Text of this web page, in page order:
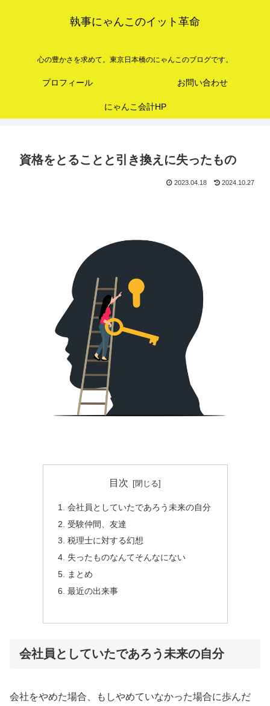
執事にゃんこのイット革命
心の豊かさを求めて。東京日本橋のにゃんこのブログです。
プロフィール お問い合わせ
にゃんこ会計HP
資格をとることと引き換えに失ったもの
2023.04.18 2024.10.27
目次
会社員としていたであろう未来の自分
受験仲間、友達
税理士に対する幻想
失ったものなんてそんなにない
まとめ
最近の出来事
会社員としていたであろう未来の自分
会社をやめた場合、もしやめていなかった場合に歩んだ